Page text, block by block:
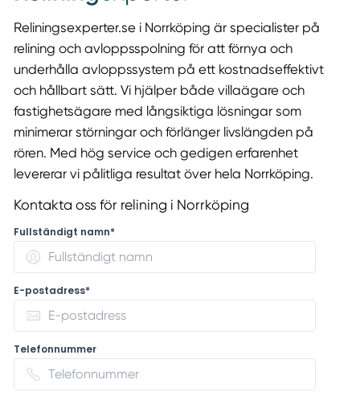
Reliningsexperter.se i Norrköping är specialister på
relining och avloppsspolning för att förnya och
underhålla avloppssystem på ett kostnadseffektivt
och hållbart sätt. Vi hjälper både villaägare och
fastighetsägare med långsiktiga lösningar som
minimerar störningar och förlänger livslängden på
rören. Med hög service och gedigen erfarenhet
levererar vi pålitliga resultat över hela Norrköping.
Kontakta oss för relining i Norrköping
Fullständigt namn*
E-postadress*
Telefonnummer